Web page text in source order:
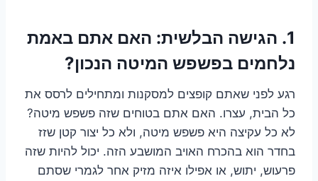
1. הגישה הבלשית: האם אתם באמת
נלחמים בפשפש המיטה הנכון?
רגע לפני שאתם קופצים למסקנות ומתחילים לרסס את
כל הבית, עצרו. האם אתם בטוחים שזה פשפש מיטה?
לא כל עקיצה היא פשפש מיטה, ולא כל יצור קטן שזז
בחדר הוא בהכרח האויב המושבע הזה. יכול להיות שזה
פרעוש, יתוש, או אפילו איזה מזיק אחר לגמרי שסתם